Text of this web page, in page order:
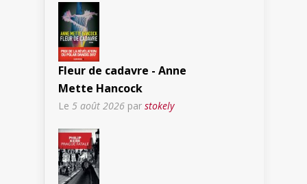
Fleur de cadavre - Anne
Mette Hancock
Le 5 août 2026 par stokely